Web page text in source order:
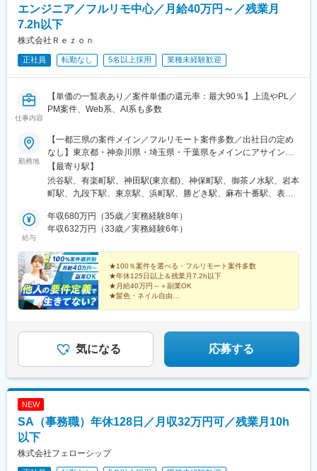
エンジニア／フルリモ中心／月給40万円～／残業月
7.2h以下
株式会社Ｒｅｚｏｎ
正社員 転勤なし 5名以上採用 業種未経験歓迎
仕事内容
【単価の一覧表あり／案件単価の還元率：最大90％】上流やPL／
PM案件、Web系、AI系も多数
勤務地
【一都三県の案件メイン／フルリモート案件多数／出社日の定め
なし】東京都・神奈川県・埼玉県・千葉県をメインにアサイン予
定。※全国にクライアント案件がありますが、フルリモート案件中
心ですので、ご安心ください◎■本社所在地：東京都渋谷区神南1-
23-10 3F※受動喫煙対策あり／室内禁煙
【最寄り駅】
渋谷駅、有楽町駅、神田駅(東京都)、神保町駅、御茶ノ水駅、岩本
町駅、九段下駅、東京駅、浜町駅、勝どき駅、麻布十番駅、表参
イ駅、神谷町駅、虎ノ門ヒルズ駅、都庁前駅、初台駅、西武新宿
駅、西新宿駅、新宿三丁目駅、新宿御苑前駅、曙橋駅、幡ケ谷
崎広小路駅、向原駅(東京都)、池袋駅、水道橋駅、錦糸町駅、中野
坂上駅、高井戸駅、青海駅(東京都)、みなとみらい駅、武蔵小杉
駅、南行徳駅、榎戸駅(千葉県)、神泉駅、日比谷駅、小川町駅(東
京都)、新御茶ノ水駅、秋葉原駅、飯田橋駅、小伝馬町駅、二重橋
前駅、東日本橋駅、外苑前駅、汐留駅、芝公園駅、虎ノ門駅、新
駅、恵比寿駅、新馬場駅、五反田駅、東池袋駅、要町駅、後楽園
駅、亀戸駅、新中野駅、富士見ケ丘駅、東京テレポート駅、新高
ル駅、向河原駅
給与
年収680万円（35歳／実務経験8年）
年収632万円（33歳／実務経験6年）
★100％案件を選べる・フルリモート案件多数
★年休125日以上＆残業月7.2h以下
★月給40万円～＋副業OK
★髪色・ネイル自由
気になる 応募する
NEW
SA（事務職）年休128日／月収32万円可／残業月10h
以下
株式会社フェローシップ